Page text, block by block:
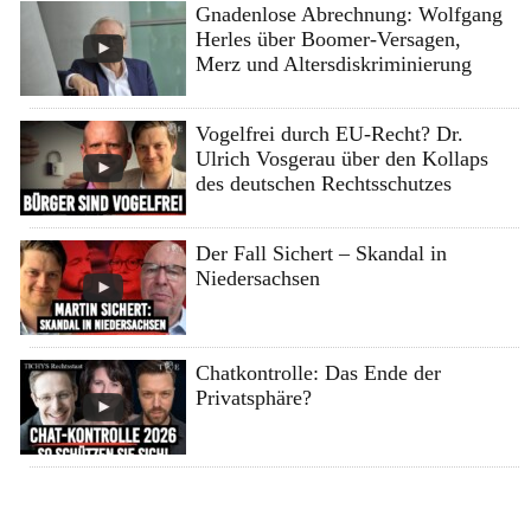
Gnadenlose Abrechnung: Wolfgang
Herles über Boomer-Versagen,
Merz und Altersdiskriminierung
Vogelfrei durch EU-Recht? Dr.
Ulrich Vosgerau über den Kollaps
des deutschen Rechtsschutzes
Der Fall Sichert – Skandal in
Niedersachsen
Chatkontrolle: Das Ende der
Privatsphäre?